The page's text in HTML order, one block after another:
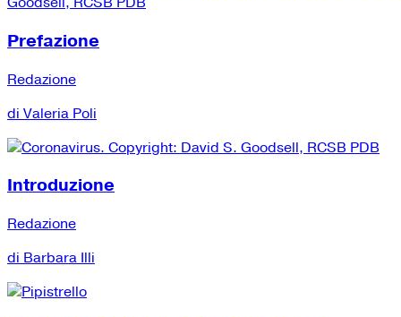
Prefazione
Redazione
di Valeria Poli
Introduzione
Redazione
di Barbara Illi